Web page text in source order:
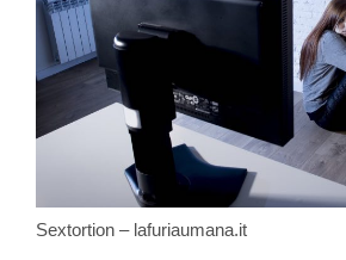
Sextortion – lafuriaumana.it